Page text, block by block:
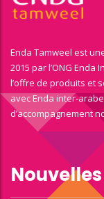
Enda Tamweel est
2015 par l’ONG
l’offre de produits et
avec Enda inter-
d’accompagnement